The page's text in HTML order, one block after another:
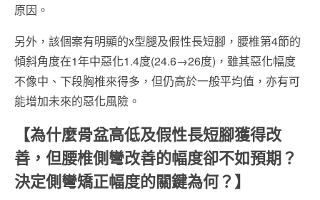
原因。
另外，該個案有明顯的x型腿及假性長短腳，腰椎第4節的
傾斜角度在1年中惡化1.4度(24.6→26度)，雖其惡化幅度
不像中、下段胸椎來得多，但仍高於一般平均值，亦有可
能增加未來的惡化風險。
【為什麼骨盆高低及假性長短腳獲得改
善，但腰椎側彎改善的幅度卻不如預期？
決定側彎矯正幅度的關鍵為何？】